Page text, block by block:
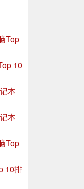
Top
10
本
本
Top
10排